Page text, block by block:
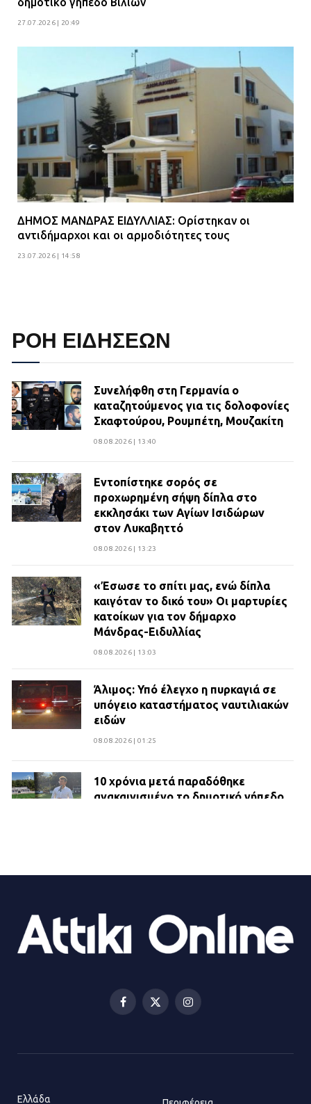
27.07.2026 | 20:49
ΔΗΜΟΣ ΜΑΝΔΡΑΣ ΕΙΔΥΛΛΙΑΣ: Ορίστηκαν οι
αντιδήμαρχοι και οι αρμοδιότητες τους
23.07.2026 | 14:58
ΡΟΗ ΕΙΔΗΣΕΩΝ
Συνελήφθη στη Γερμανία ο
καταζητούμενος για τις δολοφονίες
Σκαφτούρου, Ρουμπέτη, Μουζακίτη
08.08.2026 | 13:40
Εντοπίστηκε σορός σε
προχωρημένη σήψη δίπλα στο
εκκλησάκι των Αγίων Ισιδώρων
στον Λυκαβηττό
08.08.2026 | 13:23
«Έσωσε το σπίτι μας, ενώ δίπλα
καιγόταν το δικό του» Οι μαρτυρίες
κατοίκων για τον δήμαρχο
Μάνδρας-Ειδυλλίας
08.08.2026 | 13:03
Άλιμος: Υπό έλεγχο η πυρκαγιά σε
υπόγειο καταστήματος ναυτιλιακών
ειδών
08.08.2026 | 01:25
10 χρόνια μετά παραδόθηκε
ανακαινισμένο το δημοτικό γήπεδο
ΔΗΜΟΣ ΜΑΝΔΡΑΣ ΕΙΔΥΛΛΙΑΣ:
23.07.2026 | 14:58
Πολυχώρο ΙΡΙΣ
21.07.2026 | 14:01
Πώς έγινε η επίθεση στους δύο
Facebook
X
Instagram
Ελλάδα